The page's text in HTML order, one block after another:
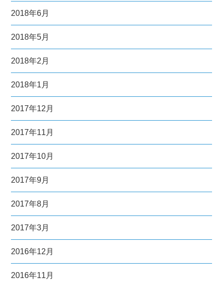
2018年6月
2018年5月
2018年2月
2018年1月
2017年12月
2017年11月
2017年10月
2017年9月
2017年8月
2017年3月
2016年12月
2016年11月